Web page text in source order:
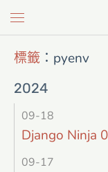
標籤 ： pyenv
2024
09-18
Django Ninja
09-17